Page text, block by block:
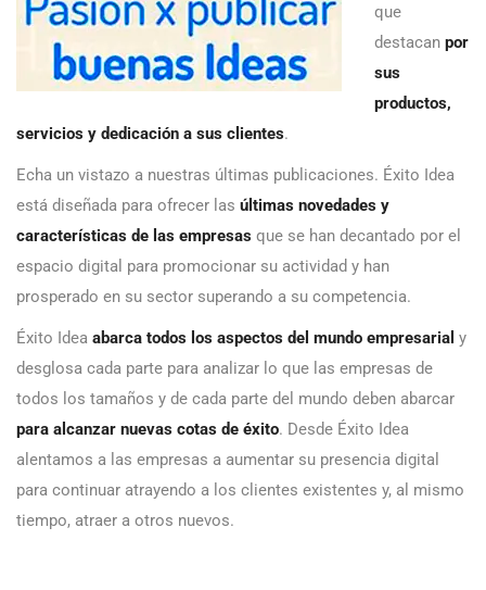
que
destacan por
sus
productos,
servicios y dedicación a sus clientes.
Echa un vistazo a nuestras últimas publicaciones. Éxito Idea
está diseñada para ofrecer las últimas novedades y
características de las empresas que se han decantado por el
espacio digital para promocionar su actividad y han
prosperado en su sector superando a su competencia.
Éxito Idea abarca todos los aspectos del mundo empresarial y
desglosa cada parte para analizar lo que las empresas de
todos los tamaños y de cada parte del mundo deben abarcar
para alcanzar nuevas cotas de éxito. Desde Éxito Idea
alentamos a las empresas a aumentar su presencia digital
para continuar atrayendo a los clientes existentes y, al mismo
tiempo, atraer a otros nuevos.